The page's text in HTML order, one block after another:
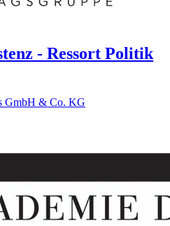
- Ressort Politik
GmbH & Co. KG